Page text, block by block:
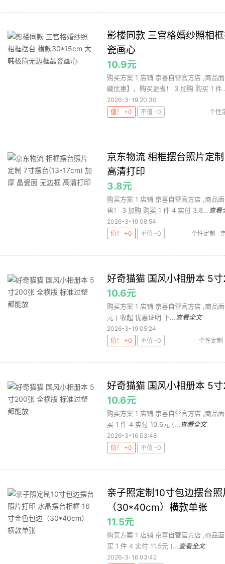
影楼同款 三宫格婚纱照相
瓷画心
10.9元
购买方案 1 店铺 京喜自营官方店 ,商品
藏优惠】，购买更省！ 3 加购 购买 1 件
2026-3-19 20:30
值！ +0
不值 -0 个性
京东物流 相框摆台照片定
高清打印
3.8元
购买方案 1 店铺 京喜自营官方店 ,商品
省！ 3 加购 购买 1 件 4 实付 3.8... 查看
2026-3-19 08:54
值！ +0
不值 -0 个性定制
好奇猫猫 国风小相册本 5
10.6元
购买方案 1 店铺 京喜自营官方店 ,商品
元 ) 收起 优惠证明 下... 查看全文
2026-3-19 05:24
值！ +0
不值 -0 个性定制
好奇猫猫 国风小相册本 5
10.6元
购买方案 1 店铺 京喜自营官方店 ,商品
买 1 件 4 实付 10.6元 (... 查看全文
2026-3-16 03:48
值！ +0
不值 -0
亲子照定制10寸包边摆台
（30*40cm）横款单张
11.5元
购买方案 1 店铺 京喜自营官方店 ,商品
买 1 件 4 实付 11.5元 (... 查看全文
2026-3-16 03:42